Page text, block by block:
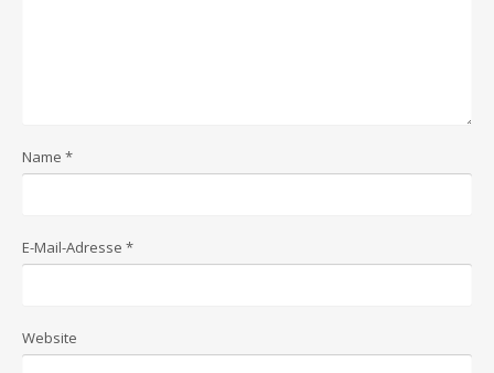
Name *
E-Mail-Adresse *
Website